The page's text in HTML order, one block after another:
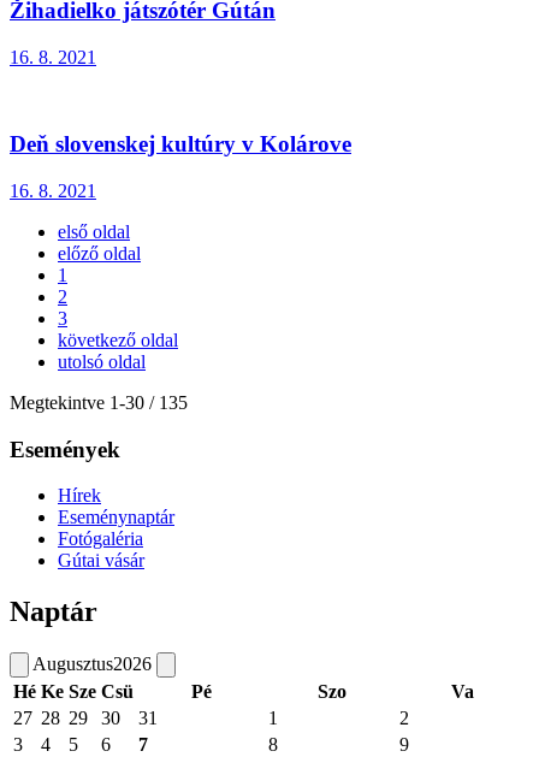
Žihadielko játszótér Gútán
16. 8. 2021
Deň slovenskej kultúry v Kolárove
16. 8. 2021
első oldal
előző oldal
1
2
3
következő oldal
utolsó oldal
Megtekintve 1-30 / 135
Események
Hírek
Eseménynaptár
Fotógaléria
Gútai vásár
Naptár
Augusztus2026
Hé Ke Sze Csü Pé Szo
Va
27 28 29 30 31 1
2
3
4 5 6 7 8 9